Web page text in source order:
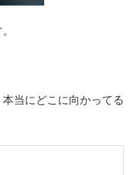
当にどこに向かってる